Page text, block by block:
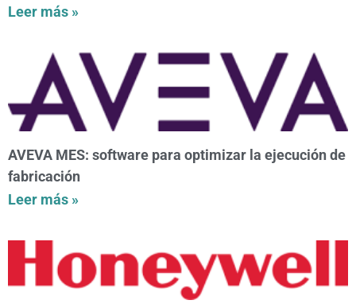
Leer más »
AVEVA MES: software para optimizar la ejecución de
fabricación
Leer más »